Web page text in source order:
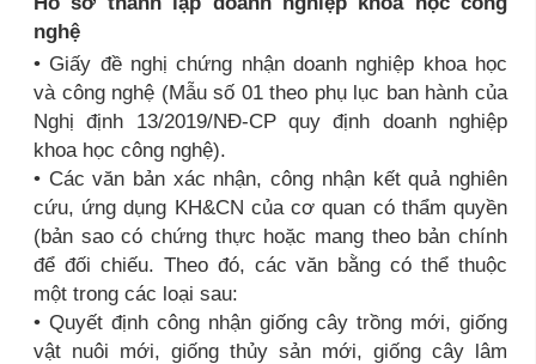
nghệ
• Giấy đề nghị chứng nhận doanh nghiệp khoa học
và công nghệ (Mẫu số 01 theo phụ lục ban hành của
Nghị định 13/2019/NĐ-CP quy định doanh nghiệp
khoa học công nghệ).
• Các văn bản xác nhận, công nhận kết quả nghiên
cứu, ứng dụng KH&CN của cơ quan có thẩm quyền
(bản sao có chứng thực hoặc mang theo bản chính
để đối chiếu. Theo đó, các văn bằng có thể thuộc
một trong các loại sau:
• Quyết định công nhận giống cây trồng mới, giống
vật nuôi mới, giống thủy sản mới, giống cây lâm